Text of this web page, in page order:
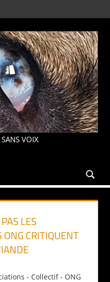
VOIX
LES
CRITIQUENT
- Collectif - ONG